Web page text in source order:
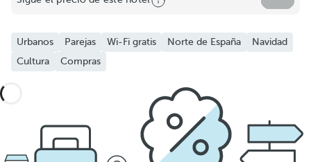
Urbanos Parejas Wi-Fi gratis Norte de España
Navidad
Cultura
Compras